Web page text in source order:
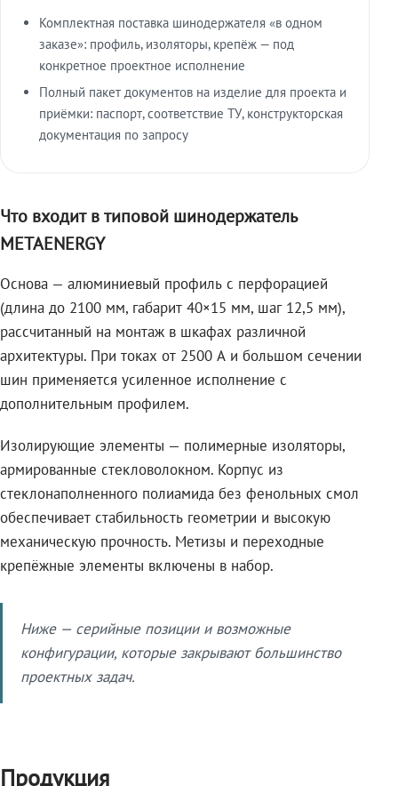
Комплектная поставка шинодержателя «в одном
заказе»: профиль, изоляторы, крепёж — под
конкретное проектное исполнение
Полный пакет документов на изделие для проекта и
приёмки: паспорт, соответствие ТУ, конструкторская
документация по запросу
Что входит в типовой шинодержатель
METAENERGY
Основа — алюминиевый профиль с перфорацией
(длина до 2100 мм, габарит 40×15 мм, шаг 12,5 мм),
рассчитанный на монтаж в шкафах различной
архитектуры. При токах от 2500 А и большом сечении
шин применяется усиленное исполнение с
дополнительным профилем.
Изолирующие элементы — полимерные изоляторы,
армированные стекловолокном. Корпус из
стеклонаполненного полиамида без фенольных смол
обеспечивает стабильность геометрии и высокую
механическую прочность. Метизы и переходные
крепёжные элементы включены в набор.
Ниже — серийные позиции и возможные
конфигурации, которые закрывают большинство
проектных задач.
Продукция